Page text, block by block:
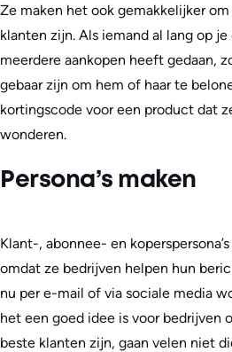
Ze maken het ook gemakkelijker
klanten zijn. Als iemand al lang op
meerdere aankopen heeft gedaan,
gebaar zijn om hem of haar te
kortingscode voor een product dat
wonderen.
Persona’s maken
Klant-, abonnee- en
omdat ze bedrijven helpen hun
nu per e-mail of via sociale media
het een goed idee is voor bedrijven
beste klanten zijn, gaan velen niet